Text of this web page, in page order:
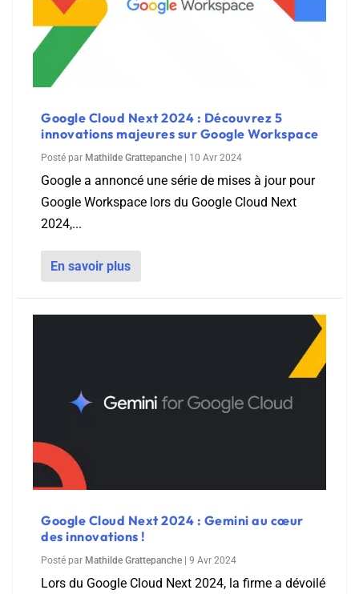
Google Cloud Next 2024 : Découvrez 5
innovations majeures sur Google Workspace
Posté par Mathilde Grattepanche | 10 Avr 2024
Google a annoncé une série de mises à jour pour
Google Workspace lors du Google Cloud Next
2024,...
En savoir plus
Google Cloud Next 2024 : Gemini au cœur
des innovations !
Posté par Mathilde Grattepanche 9 Avr 2024
Lors du Google Cloud Next 2024, la firme a dévoilé